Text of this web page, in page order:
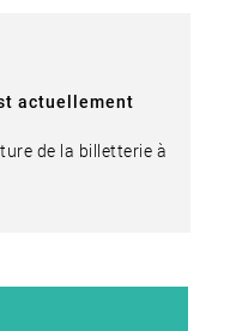
actuellement
de la billetterie à